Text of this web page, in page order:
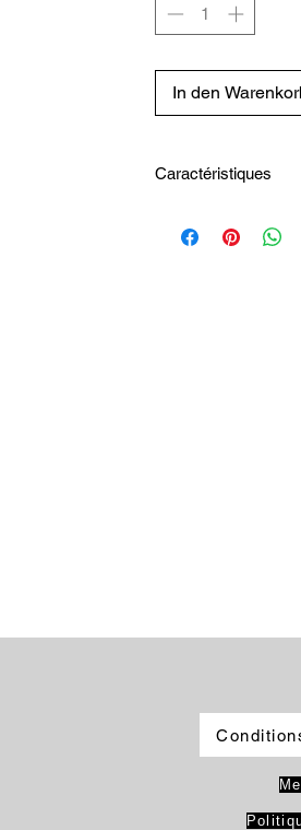
In den
Caractéristiques
Hauteur intérieure :